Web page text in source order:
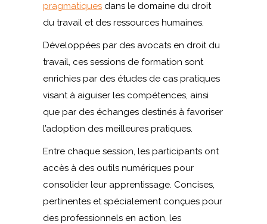
pragmatiques dans le domaine du droit
du travail et des ressources humaines.
Développées par des avocats en droit du
travail, ces sessions de formation sont
enrichies par des études de cas pratiques
visant à aiguiser les compétences, ainsi
que par des échanges destinés à favoriser
l’adoption des meilleures pratiques.
Entre chaque session, les participants ont
accès à des outils numériques pour
consolider leur apprentissage. Concises,
pertinentes et spécialement conçues pour
des professionnels en action, les